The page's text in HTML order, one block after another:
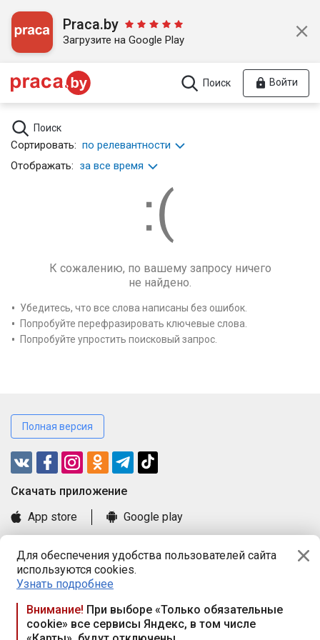
Для обеспечения удобства пользователей сайта
используются cookies.
Узнать подробнее
Внимание! При выборе «Только обязательные
cookie» все сервисы Яндекс, в том числе
Praca.by
Загрузите на Google Play
Поиск Войти
Поиск
Сортировать: по релевантности
Отображать: за все время
К сожалению, по вашему запросу ничего
не найдено.
Убедитесь, что все слова написаны без ошибок.
Попробуйте перефразировать ключевые слова.
Попробуйте упростить поисковый запрос.
Полная версия
Cкачать приложение
App store
Google play
Книга замечаний и предложений
Правила и документы
Praca.by © 2000—2026, ООО «ПРАЦА БАЙ»
Республика Беларусь, 220114, г. Минск, пр-т Независимости
117а, пом. № 9.